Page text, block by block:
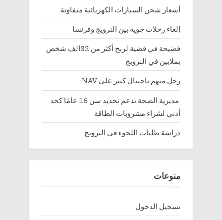
أسعار شحن السيارات الكهربائية متفاوتة
إلغاء رحلات جوية بين النرويج وفرنسا
فضيحة في قضية لربح أكثر من 32الف شخص
بملايين في النرويج
رجل متهم باحتيال كبير على NAV
مديرية الصحة تدعم تحديد سن 16 عامًا كحد
أدنى لشراء مشروبات الطاقة
دراسة طلبات اللجوء في النرويج
منوعات
تسجيل الدخول